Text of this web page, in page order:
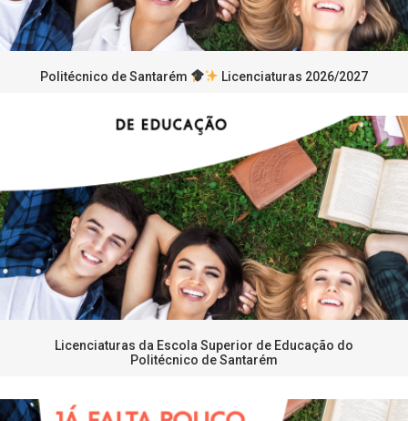
Politécnico de Santarém Licenciaturas 2026/2027
Licenciaturas da Escola Superior de Educação do
Politécnico de Santarém